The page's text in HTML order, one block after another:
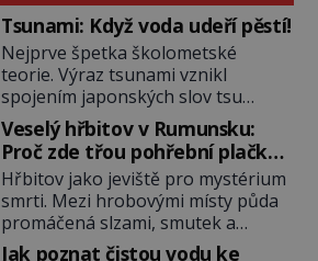
Tsunami: Když voda udeří pěstí!
Nejprve špetka školometské
teorie. Výraz tsunami vznikl
spojením japonských slov tsu
(přístav) a nami (vlna). Jedná se o
dlouhou vlnu, která je na volném
moři takřka nepostřehnutelná.
Ačkoli je vlnová délka tsunami i 300
kilometrů, výška vlny na volném
moři je maximálně 1,5 metru.
Máme se podobné obří vlny obávat
Veselý hřbitov v Rumunsku:
Proč zde třou pohřební plačky
bídu s nouzí?
Hřbitov jako jeviště pro mystérium
smrti. Mezi hrobovými místy půda
promáčená slzami, smutek a
vědomí konečnosti lidské existence.
Jak poznat čistou vodu ke